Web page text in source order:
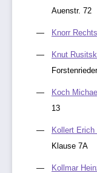
Auenstr. 72
Knorr
Knut
Koch
13
Kollert Erich
Klause 7A
Kollmar